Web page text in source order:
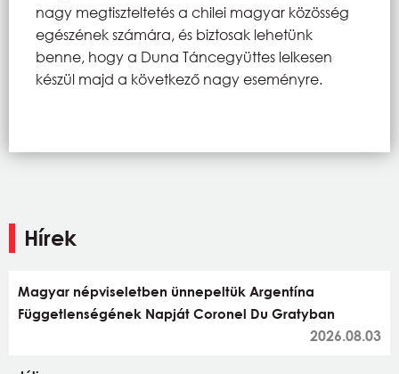
nagy megtiszteltetés a chilei magyar közösség
egészének számára, és biztosak lehetünk
benne, hogy a Duna Táncegyüttes lelkesen
készül majd a következő nagy eseményre.
Hírek
Magyar népviseletben ünnepeltük Argentína
Függetlenségének Napját Coronel Du Gratyban
2026.08.03